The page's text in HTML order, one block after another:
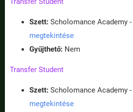
Szett: Scholomance Academy -
megtekintése
Gyűjthető: Nem
Transfer Student
Szett: Scholomance Academy -
megtekintése